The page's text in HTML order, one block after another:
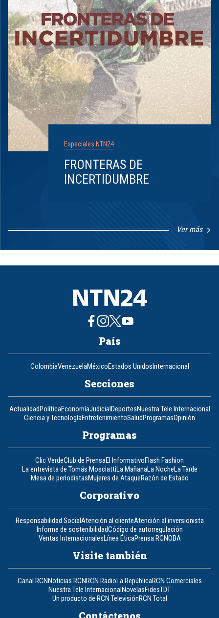
Especiales NTN24
FRONTERAS DE
INCERTIDUMBRE
Ver más
1
8
País
ColombiaVenezuelaMéxicoEstados UnidosInternacional
Secciones
ActualidadPolíticaEconomíaJudicialDeportesNuestra Tele Internacional
Ciencia y TecnologíaEntretenimientoSaludProgramasOpinión
Programas
Clic VerdeClub de PrensaEl InformativoFlash Fashion
La entrevista de Tomás MosciattiLa MañanaLa NocheLa Tarde
Mesa de periodistasMujeres de AtaqueRazón de Estado
Corporativo
Responsabilidad SocialAtención al clienteAtención al inversionista
Informe de sostenibilidadCódigo de autorregulación
Ventas InternacionalesLínea ÉticaPrensa RCNOBA
Visite también
Canal RCNNoticias RCNRCN RadioLa RepúblicaRCN Comerciales
Nuestra Tele InternacionalNovelasFidesTDT
Un producto de RCN TelevisiónRCN Total